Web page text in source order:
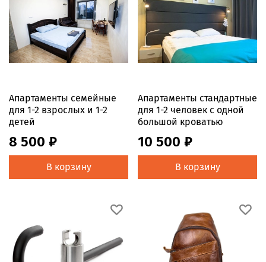
Апартаменты семейные
для 1-2 взрослых и 1-2
детей
8 500 ₽
В корзину
Апартаменты стандартные
для 1-2 человек с одной
большой кроватью
10 500 ₽
В корзину